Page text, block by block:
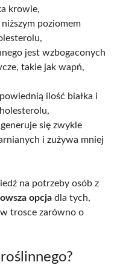
krowie,
poziomem
jest wzbogaconych
takie jak wapń,
ilość białka i
się zwykle
i zużywa mniej
na potrzeby osób z
opcja dla tych,
trosce zarówno o